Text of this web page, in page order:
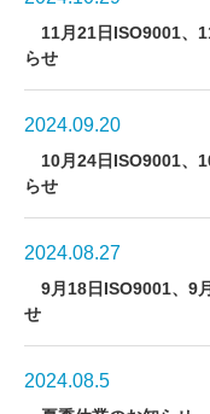
11月21日ISO9001、
らせ
2024.09.20
10月24日ISO9001、
らせ
2024.08.27
9月18日ISO9001、9
せ
2024.08.5